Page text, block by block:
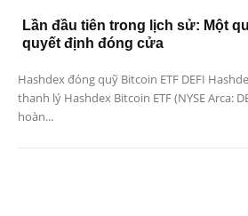
Lần đầu tiên trong lịch sử: Một
quyết định đóng cửa
Hashdex đóng quỹ Bitcoin ETF DEFI
thanh lý Hashdex Bitcoin ETF (NYSE Arca:
hoàn...